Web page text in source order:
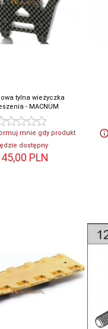
tylna wieżyczka
- MACNUM
mnie gdy produkt
dostępny
00 PLN